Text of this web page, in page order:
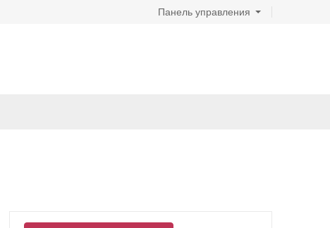
Панель управления